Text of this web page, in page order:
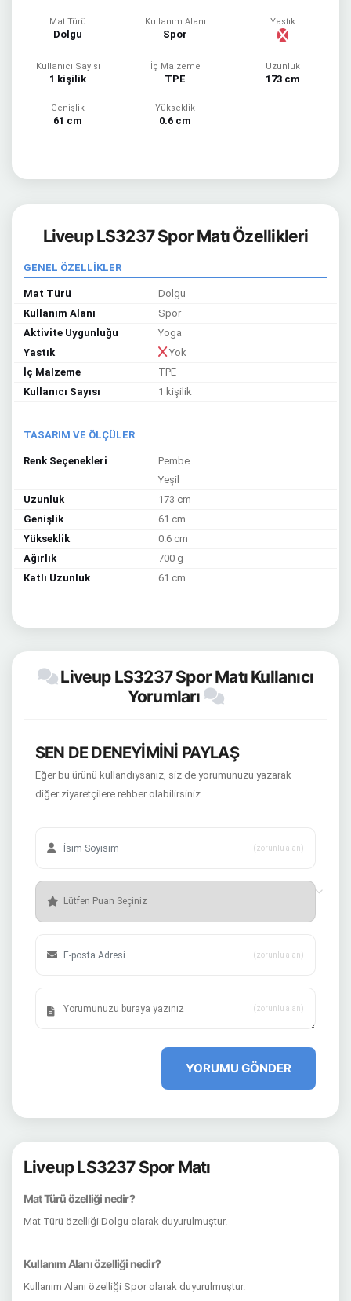
Mat Türü
Dolgu
Kullanım Alanı
Spor
Yastık
Kullanıcı Sayısı
1 kişilik
İç Malzeme
TPE
Uzunluk
173 cm
Genişlik
61 cm
Yükseklik
0.6 cm
Liveup LS3237 Spor Matı Özellikleri
GENEL ÖZELLİKLER
Mat Türü
Dolgu
Kullanım Alanı
Spor
Aktivite Uygunluğu
Yoga
Yastık
Yok
İç Malzeme
TPE
Kullanıcı Sayısı
1 kişilik
TASARIM VE ÖLÇÜLER
Renk Seçenekleri
Pembe
Yeşil
Uzunluk
173 cm
Genişlik
61 cm
Yükseklik
0.6 cm
Ağırlık
700 g
Katlı Uzunluk
61 cm
Liveup LS3237 Spor Matı Kullanıcı
Yorumları
SEN DE DENEYİMİNİ PAYLAŞ
Eğer bu ürünü kullandıysanız, siz de yorumunuzu yazarak
diğer ziyaretçilere rehber olabilirsiniz.
(zorunlu alan)
(zorunlu alan)
(zorunlu alan)
YORUMU GÖNDER
Liveup LS3237 Spor Matı
Mat Türü özelliği nedir?
Mat Türü özelliği Dolgu olarak duyurulmuştur.
Kullanım Alanı özelliği nedir?
Kullanım Alanı özelliği Spor olarak duyurulmuştur.